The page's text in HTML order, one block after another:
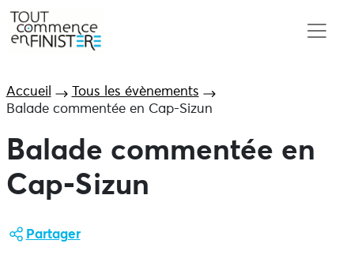
Accueil
Tous les évènements
Balade commentée en Cap-Sizun
Balade commentée en
Cap-Sizun
Partager